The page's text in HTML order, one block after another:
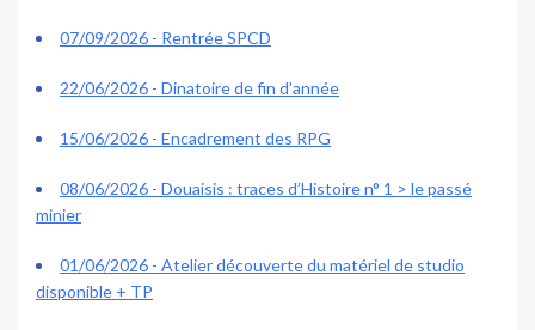
07/09/2026 - Rentrée SPCD
22/06/2026 - Dinatoire de fin d’année
15/06/2026 - Encadrement des RPG
08/06/2026 - Douaisis : traces d’Histoire n° 1 > le passé
minier
01/06/2026 - Atelier découverte du matériel de studio
disponible + TP